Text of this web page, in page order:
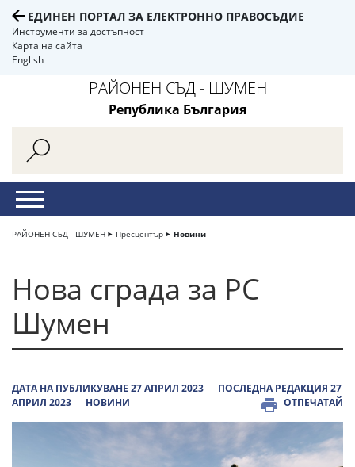
ЕДИНЕН ПОРТАЛ ЗА ЕЛЕКТРОННО ПРАВОСЪДИЕ
Инструменти за достъпност
Карта на сайта
English
РАЙОНЕН СЪД - ШУМЕН
Република България
РАЙОНЕН СЪД - ШУМЕН Пресцентър Новини
Нова сграда за РС
Шумен
ДАТА НА ПУБЛИКУВАНЕ 27 АПРИЛ 2023
ПОСЛЕДНА РЕДАКЦИЯ 27
АПРИЛ 2023
НОВИНИ ОТПЕЧАТАЙ